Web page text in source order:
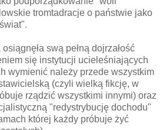
tromtadracje o państwie jako
swą pełną dojrzałość
się instytucji ucieleśniających
wymienić należy przede wszystkim
(czyli wielką fikcję, w
rządzić wszystkimi innymi) oraz
"redystrybucję dochodu"
której każdy próbuje żyć